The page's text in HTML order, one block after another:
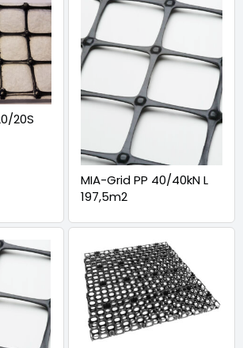
20S
MIA-Grid PP 40/40kN L
197,5m2